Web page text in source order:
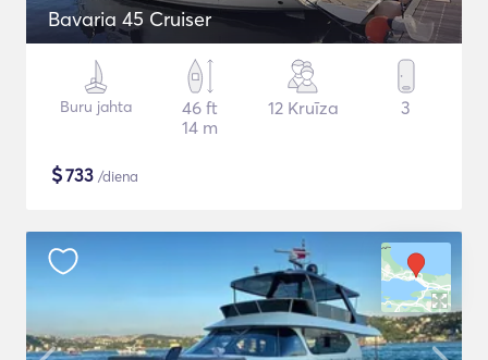
Bavaria 45 Cruiser
Buru jahta
46 ft
14 m
12 Kruīza 3
$733 /diena